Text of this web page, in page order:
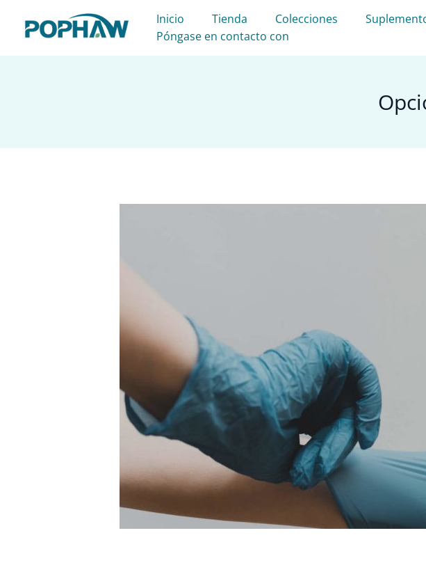
contenido
Inicio Tienda Colecciones
Póngase en contacto con